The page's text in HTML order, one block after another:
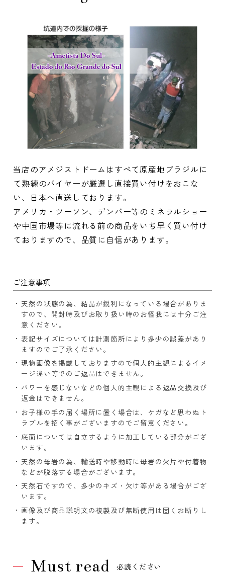
当店のアメジストドームはすべて原産地ブラジルに
て熟練のバイヤーが厳選し直接買い付けをおこな
い、日本へ直送しております。
アメリカ・ツーソン、デンバー等のミネラルショー
や中国市場等に流れる前の商品をいち早く買い付け
ておりますので、品質に自信があります。
ご注意事項
天然の状態の為、結晶が鋭利になっている場合がありま
すので、開封時及びお取り扱い時のお怪我には十分ご注
意ください。
表記サイズについては計測箇所により多少の誤差があり
ますのでご了承ください。
現物画像を掲載しておりますので個人的主観によるイメ
ージ違い等でのご返品はできません。
パワーを感じないなどの個人的主観による返品交換及び
返金はできません。
お子様の手の届く場所に置く場合は、ケガなど思わぬト
ラブルを招く事がございますのでご留意ください。
底面については自立するように加工している部分がござ
います。
天然の母岩の為、輸送時や移動時に母岩の欠片や付着物
などが脱落する場合がございます。
天然石ですので、多少のキズ・欠け等がある場合がござ
います。
画像及び商品説明文の複製及び無断使用は固くお断りし
ます。
Must read 必読ください